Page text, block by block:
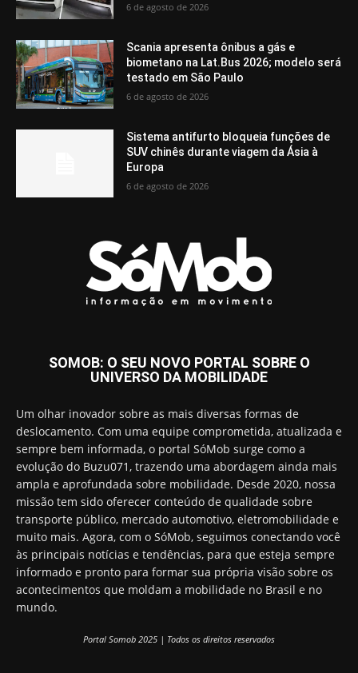
6 de agosto de 2026
Scania apresenta ônibus a gás e
biometano na Lat.Bus 2026; modelo será
testado em São Paulo
6 de agosto de 2026
Sistema antifurto bloqueia funções de
SUV chinês durante viagem da Ásia à
Europa
6 de agosto de 2026
SOMOB: O SEU NOVO PORTAL SOBRE O
UNIVERSO DA MOBILIDADE
Um olhar inovador sobre as mais diversas formas de
deslocamento. Com uma equipe comprometida, atualizada e
sempre bem informada, o portal SóMob surge como a
evolução do Buzu071, trazendo uma abordagem ainda mais
ampla e aprofundada sobre mobilidade. Desde 2020, nossa
missão tem sido oferecer conteúdo de qualidade sobre
transporte público, mercado automotivo, eletromobilidade e
muito mais. Agora, com o SóMob, seguimos conectando você
às principais notícias e tendências, para que esteja sempre
informado e pronto para formar sua própria visão sobre os
acontecimentos que moldam a mobilidade no Brasil e no
mundo.
Portal Somob 2025 | Todos os direitos reservados